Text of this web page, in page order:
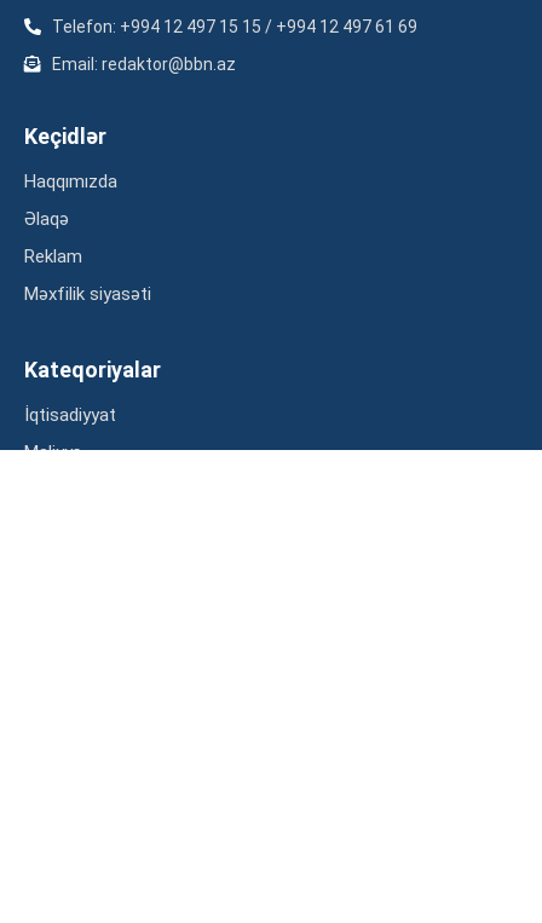
Telefon: +994 12 497 15 15 / +994 12 497 61 69
Email: redaktor@bbn.az
Keçidlər
Haqqımızda
Əlaqə
Reklam
Məxfilik siyasəti
Kateqoriyalar
İqtisadiyyat
Maliyyə